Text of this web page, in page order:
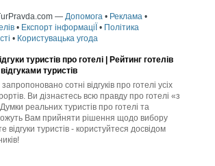
— Допомога • Реклама •
• Експорт інформаціЇ • Політика
• Користувацька угода
туристів про готелі | Рейтинг готелів
туристів
сотні відгуків про готелі усіх
Ви дізнаєтесь всю правду про готелі «з
реальних туристів про готелі та
Вам прийняти рішення щодо вибору
відгуки туристів - користуйтеся досвідом